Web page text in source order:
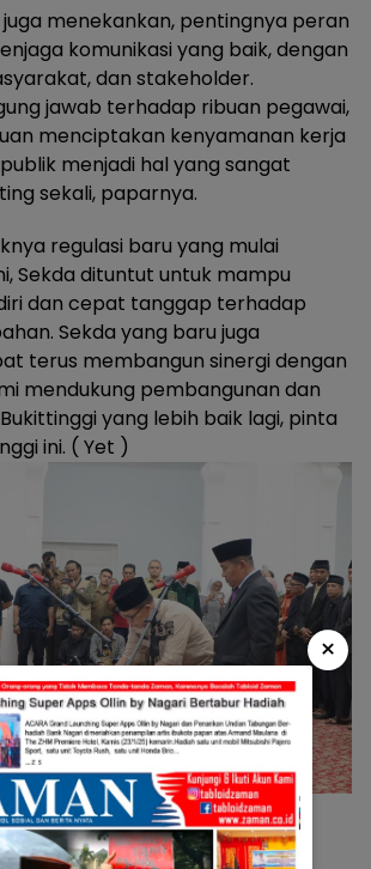
juga menekankan, pentingnya peran
komunikasi yang baik, dengan
dan stakeholder.
jawab terhadap ribuan pegawai,
menciptakan kenyamanan kerja
menjadi hal yang sangat
sekali, paparnya.
regulasi baru yang mulai
Sekda dituntut untuk mampu
dan cepat tanggap terhadap
Sekda yang baru juga
terus membangun sinergi dengan
mendukung pembangunan dan
yang lebih baik lagi, pinta
ini. ( Yet )
×